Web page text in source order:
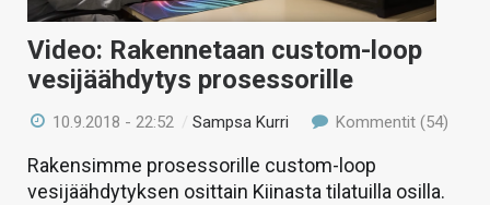
Video: Rakennetaan custom-loop
vesijäähdytys prosessorille
10.9.2018 - 22:52 /Sampsa Kurri Kommentit (54)
Rakensimme prosessorille custom-loop
vesijäähdytyksen osittain Kiinasta tilatuilla osilla.